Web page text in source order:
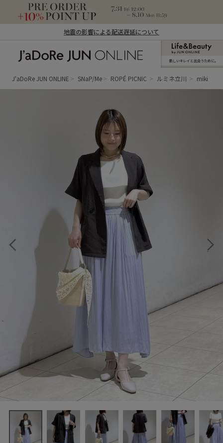
地震の影響による配送遅延について
ン オンライン）
新しいキレイと出合うために。
J'aDoRe JUN ONLINE SNaP/Me ROPÉ PICNIC ルミネ立川 miki